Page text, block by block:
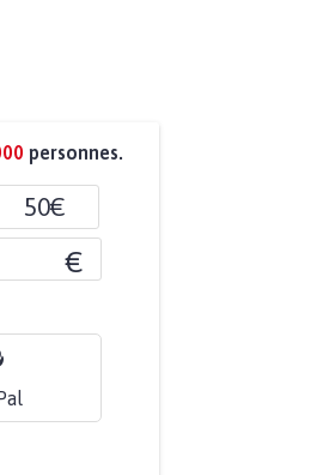
personnes.
50€
€